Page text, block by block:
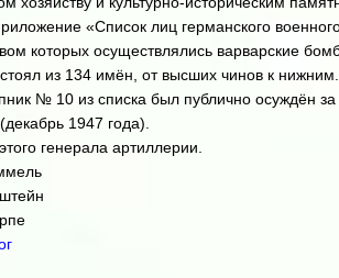
«Список лиц германского
которых осуществлялись варварские
из 134 имён, от высших чинов к
№ 10 из списка был публично осуждён
1947 года).
генерала артиллерии.